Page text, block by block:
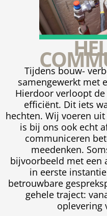
Tijdens bouw-
samengewerkt met
Hierdoor verloopt
efficiënt. Dit iets
hechten. Wij voeren
is bij ons ook echt
communiceren
meedenken.
bijvoorbeeld met een
in eerste
betrouwbare
gehele traject:
oplevering